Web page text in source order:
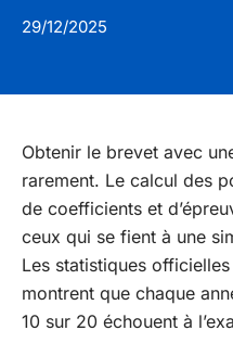
29/12/2025
Obtenir le brevet avec
rarement. Le calcul des
de coefficients et
ceux qui se fient à une
Les statistiques
montrent que chaque
10 sur 20 échouent à